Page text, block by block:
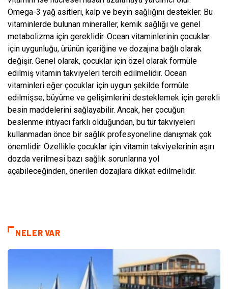
Omega-3 yağ asitleri, kalp ve beyin sağlığını destekler. Bu
vitaminlerde bulunan mineraller, kemik sağlığı ve genel
metabolizma için gereklidir. Ocean vitaminlerinin çocuklar
için uygunluğu, ürünün içeriğine ve dozajına bağlı olarak
değişir. Genel olarak, çocuklar için özel olarak formüle
edilmiş vitamin takviyeleri tercih edilmelidir. Ocean
vitaminleri eğer çocuklar için uygun şekilde formüle
edilmişse, büyüme ve gelişimlerini desteklemek için gerekli
besin maddelerini sağlayabilir. Ancak, her çocuğun
beslenme ihtiyacı farklı olduğundan, bu tür takviyeleri
kullanmadan önce bir sağlık profesyoneline danışmak çok
önemlidir. Özellikle çocuklar için vitamin takviyelerinin aşırı
dozda verilmesi bazı sağlık sorunlarına yol
açabileceğinden, önerilen dozajlara dikkat edilmelidir.
NELER VAR